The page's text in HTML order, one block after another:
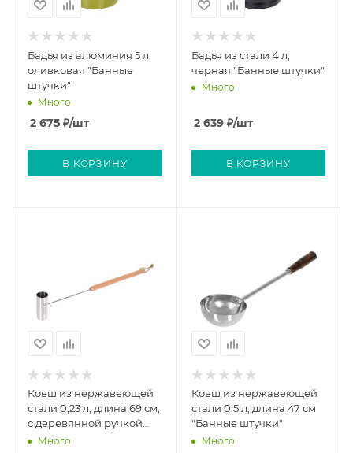
Бадья из алюминия 5 л,
оливковая "Банные
штучки"
Много
2 675 ₽/шт
В КОРЗИНУ
Бадья из стали 4 л,
черная "Банные штучки"
Много
2 639₽/шт
В КОРЗИНУ
Ковш из нержавеющей
стали 0,23 л, длина 69 см,
с деревянной ручкой
"Банные штучки"
Много
Ковш из нержавеющей
стали 0,5 л, длина 47 см
"Банные штучки"
Много